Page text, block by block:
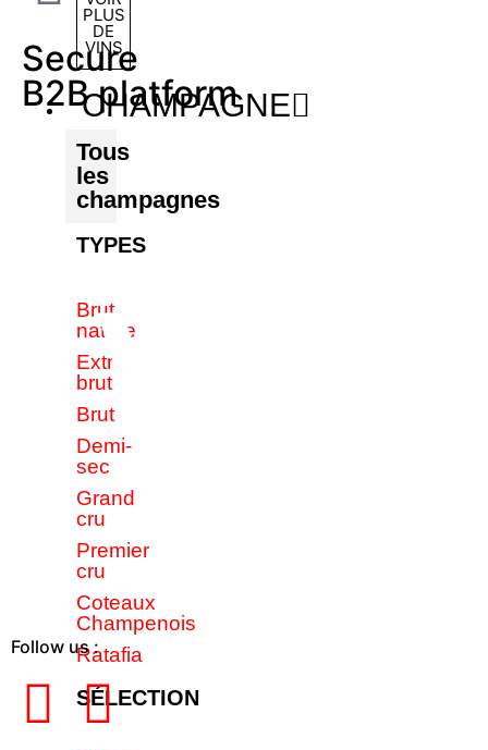
PLUS
DE
VINS
CHAMPAGNE
Tous
les
champagnes
TYPES
Brut
nature
Extra
brut
Brut
Demi-
sec
Grand
cru
Premier
cru
Coteaux
Champenois
Ratafia
SÉLECTION
Secure
B2B platform
Follow us :